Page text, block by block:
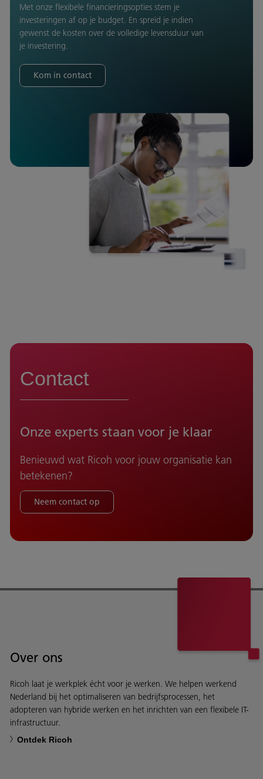
Met onze flexibele financieringsopties stem je
investeringen af op je budget. En spreid je indien
gewenst de kosten over de volledige levensduur van
je investering.
Kom in contact
Contact
Onze experts staan voor je klaar
Benieuwd wat Ricoh voor jouw organisatie kan
betekenen?
Neem contact op
Over ons
Ricoh laat je werkplek écht voor je werken. We helpen werkend
Nederland bij het optimaliseren van bedrijfsprocessen, het
adopteren van hybride werken en het inrichten van een flexibele IT-
infrastructuur.
Ontdek Ricoh